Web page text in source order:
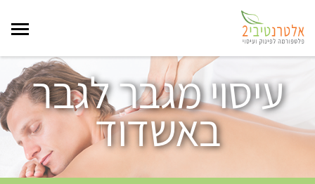
עיסוי מגבר לגבר
באשדוד